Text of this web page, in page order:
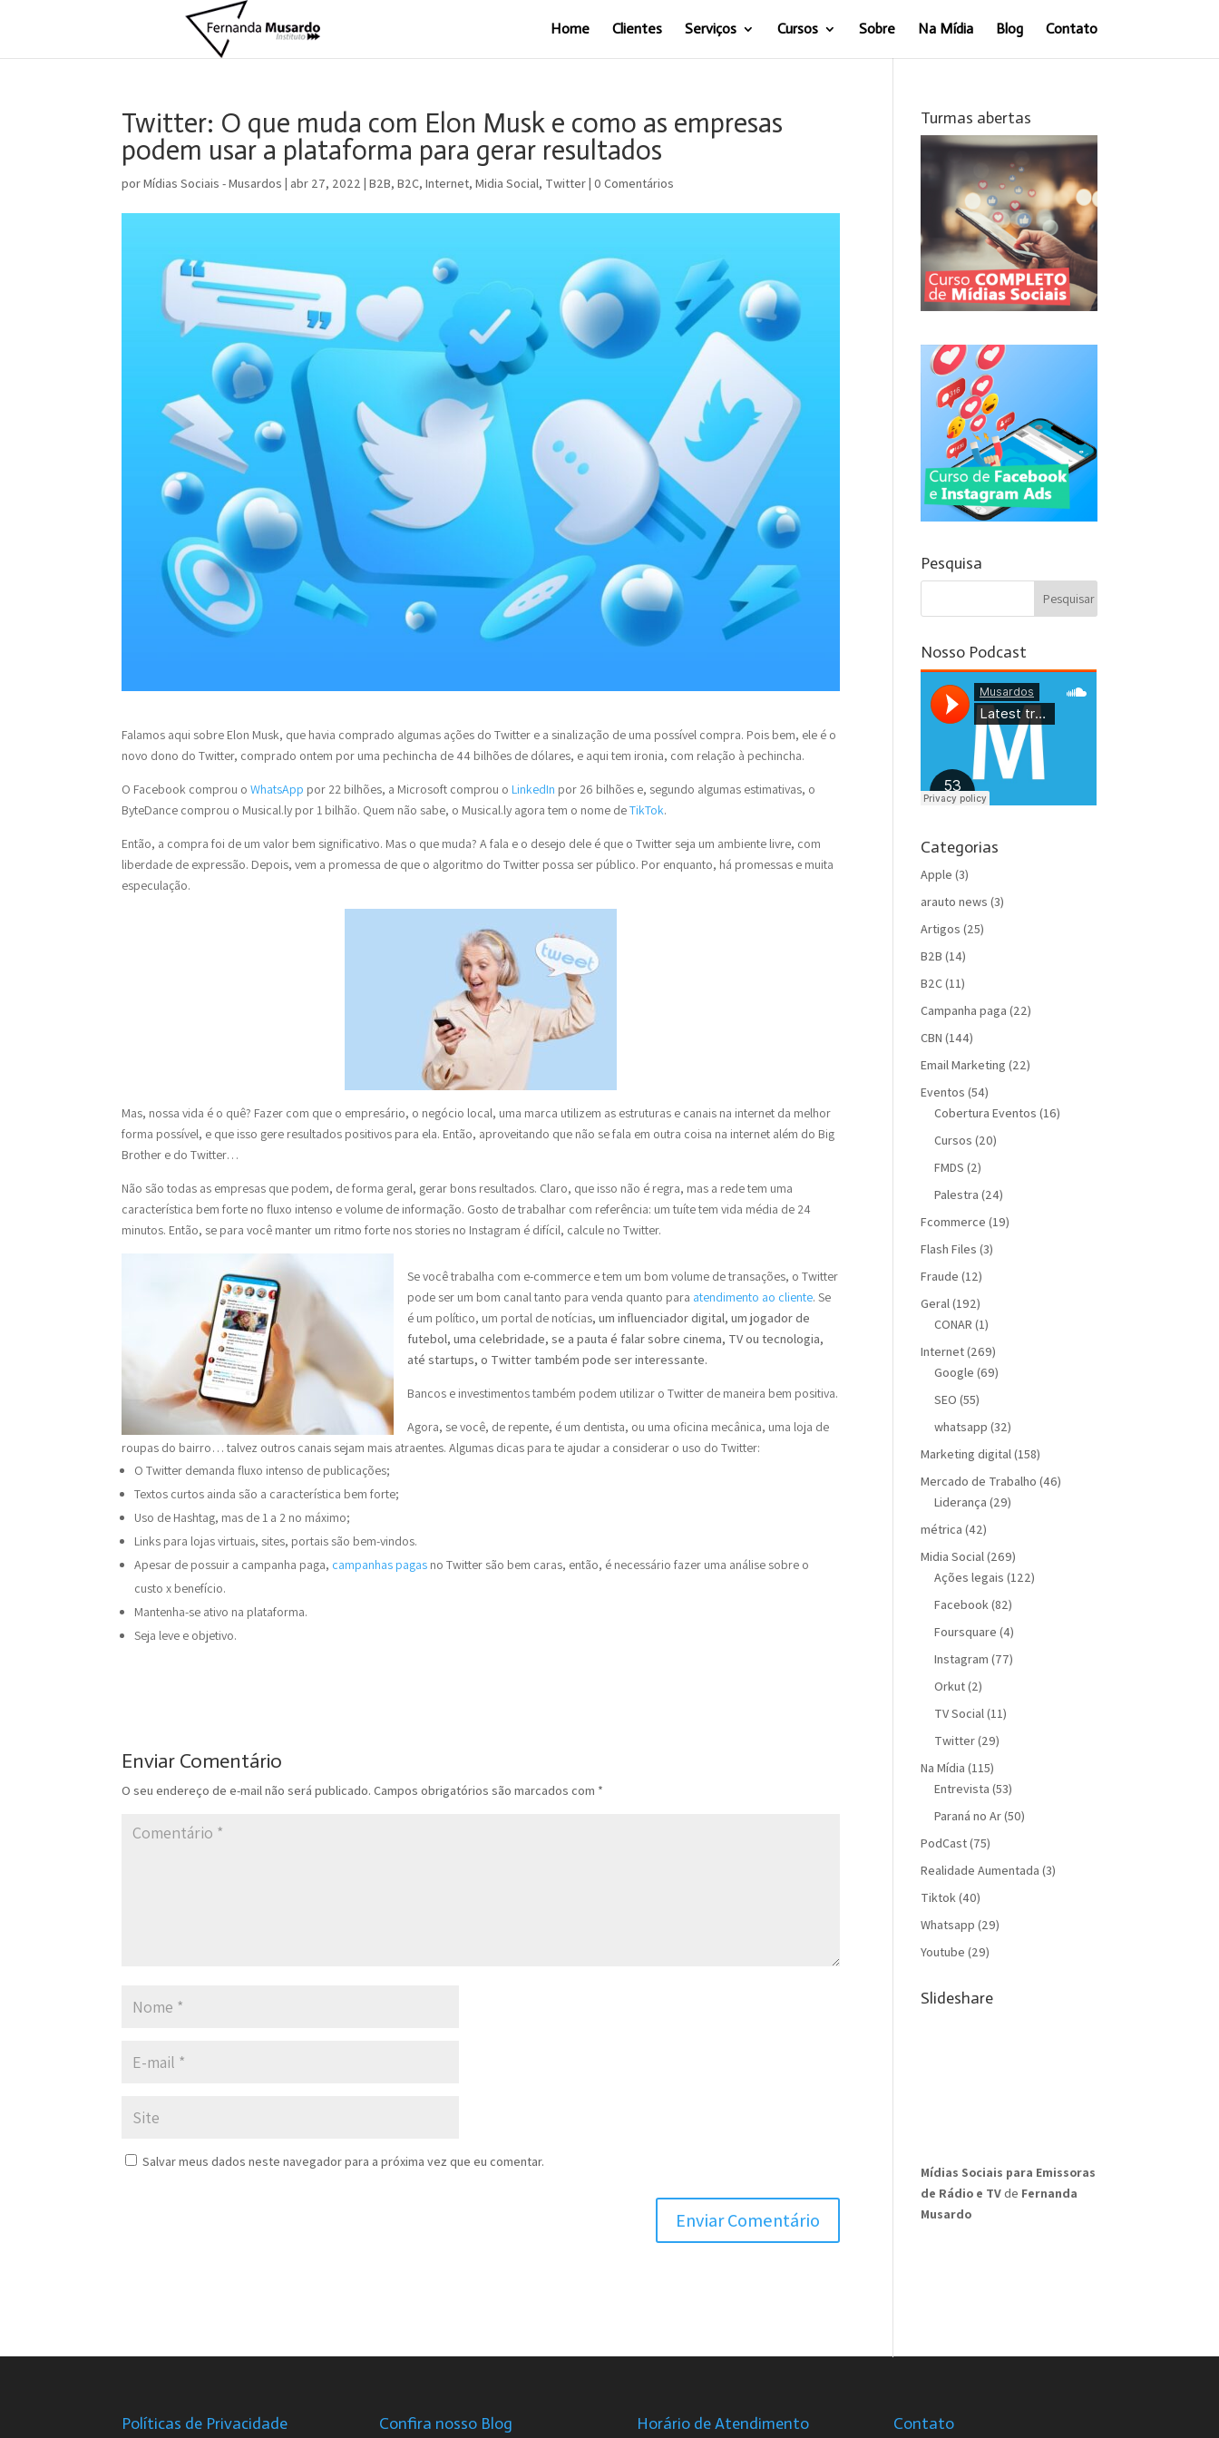
Home Clientes Serviços Cursos Sobre Na Mídia Blog Contato
Twitter: O que muda com Elon Musk e como as empresas
podem usar a plataforma para gerar resultados
porMídias Sociais - Musardos | abr 27, 2022 |B2B,B2C,Internet,Midia Social, Twitter|0 Comentários
Falamos aqui sobre Elon Musk, que havia comprado algumas ações do Twitter e a sinalização de uma possível compra. Pois bem, ele é o
novo dono do Twitter, comprado ontem por uma pechincha de 44 bilhões de dólares, e aqui tem ironia, com relação à pechincha.
O Facebook comprou oWhatsApp por 22 bilhões, a Microsoft comprou o LinkedIn por 26 bilhões e, segundo algumas estimativas, o
ByteDance comprou o Musical.ly por 1 bilhão. Quem não sabe, o Musical.ly agora tem o nome deTikTok.
Então, a compra foi de um valor bem significativo. Mas o que muda? A fala e o desejo dele é que o Twitter seja um ambiente livre, com
liberdade de expressão. Depois, vem a promessa de que o algoritmo do Twitter possa ser público. Por enquanto, há promessas e muita
especulação.
Mas, nossa vida é o quê? Fazer com que o empresário, o negócio local, uma marca utilizem as estruturas e canais na internet da melhor
forma possível, e que isso gere resultados positivos para ela. Então, aproveitando que não se fala em outra coisa na internet além do Big
Brother e do Twitter…
Não são todas as empresas que podem, de forma geral, gerar bons resultados. Claro, que isso não é regra, mas a rede tem uma
característica bem forte no fluxo intenso e volume de informação. Gosto de trabalhar com referência: um tuíte tem vida média de 24
minutos. Então, se para você manter um ritmo forte nos stories no Instagram é difícil, calcule no Twitter.
Se você trabalha com e-commerce e tem um bom volume de transações, o Twitter
pode ser um bom canal tanto para venda quanto para atendimento ao cliente. Se
é um político, um portal de notícias, um influenciador digital, um jogador de
futebol, uma celebridade, se a pauta é falar sobre cinema, TV ou tecnologia,
até startups, o Twitter também pode ser interessante.
Bancos e investimentos também podem utilizar o Twitter de maneira bem positiva.
Agora, se você, de repente, é um dentista, ou uma oficina mecânica, uma loja de
roupas do bairro… talvez outros canais sejam mais atraentes. Algumas dicas para te ajudar a considerar o uso do Twitter:
O Twitter demanda fluxo intenso de publicações;
Textos curtos ainda são a característica bem forte;
Uso de Hashtag, mas de 1 a 2 no máximo;
Links para lojas virtuais, sites, portais são bem-vindos.
Apesar de possuir a campanha paga, campanhas pagas no Twitter são bem caras, então, é necessário fazer uma análise sobre o
custo x benefício.
Mantenha-se ativo na plataforma.
Seja leve e objetivo.
Enviar Comentário
O seu endereço de e-mail não será publicado. Campos obrigatórios são marcados com *
Salvar meus dados neste navegador para a próxima vez que eu comentar.
Turmas abertas
Pesquisa
Nosso Podcast
Categorias
Apple (3)
arauto news (3)
Artigos (25)
B2B (14)
B2C(11)
Campanha paga (22)
CBN (144)
Email Marketing (22)
Eventos (54)
Cobertura Eventos (16)
Cursos (20)
FMDS (2)
Palestra (24)
Fcommerce (19)
Flash Files (3)
Fraude (12)
Geral(192)
CONAR (1)
Internet(269)
Google (69)
SEO (55)
whatsapp (32)
Marketing digital(158)
Mercado de Trabalho (46)
Liderança (29)
métrica (42)
Midia Social(269)
Ações legais (122)
Facebook(82)
Foursquare (4)
Instagram (77)
Orkut(2)
TV Social(11)
Twitter(29)
Na Mídia (115)
Entrevista (53)
Paraná no Ar(50)
PodCast(75)
Realidade Aumentada (3)
Tiktok(40)
Whatsapp (29)
Youtube (29)
Slideshare
Mídias Sociais para Emissoras
de Rádio e TVde Fernanda
Musardo
Políticas de Privacidade Confira nosso Blog Horário de Atendimento Contato